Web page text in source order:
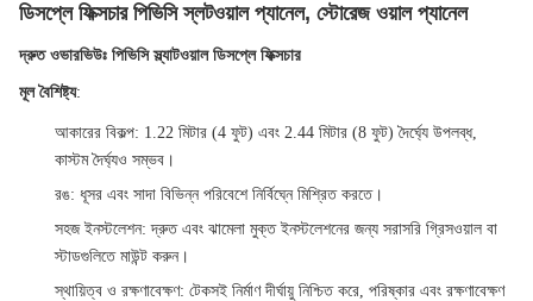
ডিসপ্লে ফিক্সচার পিভিসি স্লটওয়াল প্যানেল, স্টোরেজ ওয়াল প্যানেল
দ্রুত ওভারভিউঃ পিভিসি স্ল্যাটওয়াল ডিসপ্লে ফিক্সচার
মূল বৈশিষ্ট্য:
আকারের বিকল্প: 1.22 মিটার (4 ফুট) এবং 2.44 মিটার (8 ফুট) দৈর্ঘ্যে উপলব্ধ,
কাস্টম দৈর্ঘ্যও সম্ভব।
রঙ: ধূসর এবং সাদা বিভিন্ন পরিবেশে নির্বিঘ্নে মিশ্রিত করতে।
সহজ ইনস্টলেশন: দ্রুত এবং ঝামেলা মুক্ত ইনস্টলেশনের জন্য সরাসরি গ্রিসওয়াল বা
স্টাডগুলিতে মাউন্ট করুন।
স্থায়িত্ব ও রক্ষণাবেক্ষণ: টেকসই নির্মাণ দীর্ঘায়ু নিশ্চিত করে, পরিষ্কার এবং রক্ষণাবেক্ষণ